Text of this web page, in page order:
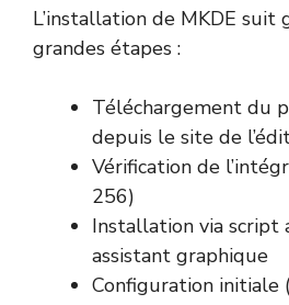
L’installation de MKDE suit
grandes étapes :
Téléchargement du
depuis le site de
Vérification de
256)
Installation via script
assistant graphique
Configuration initiale